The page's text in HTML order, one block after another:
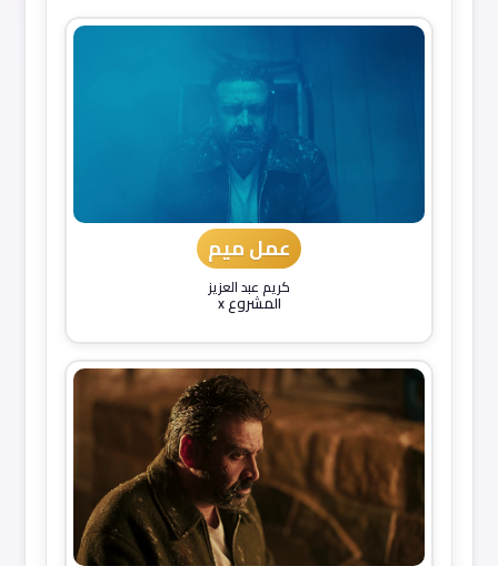
عمل ميم
كريم عبد العزيز
المشروع x